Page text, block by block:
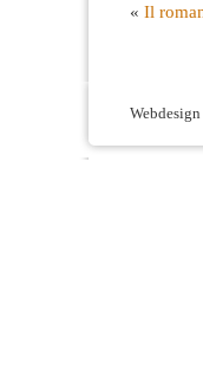
« Il
Webdesign